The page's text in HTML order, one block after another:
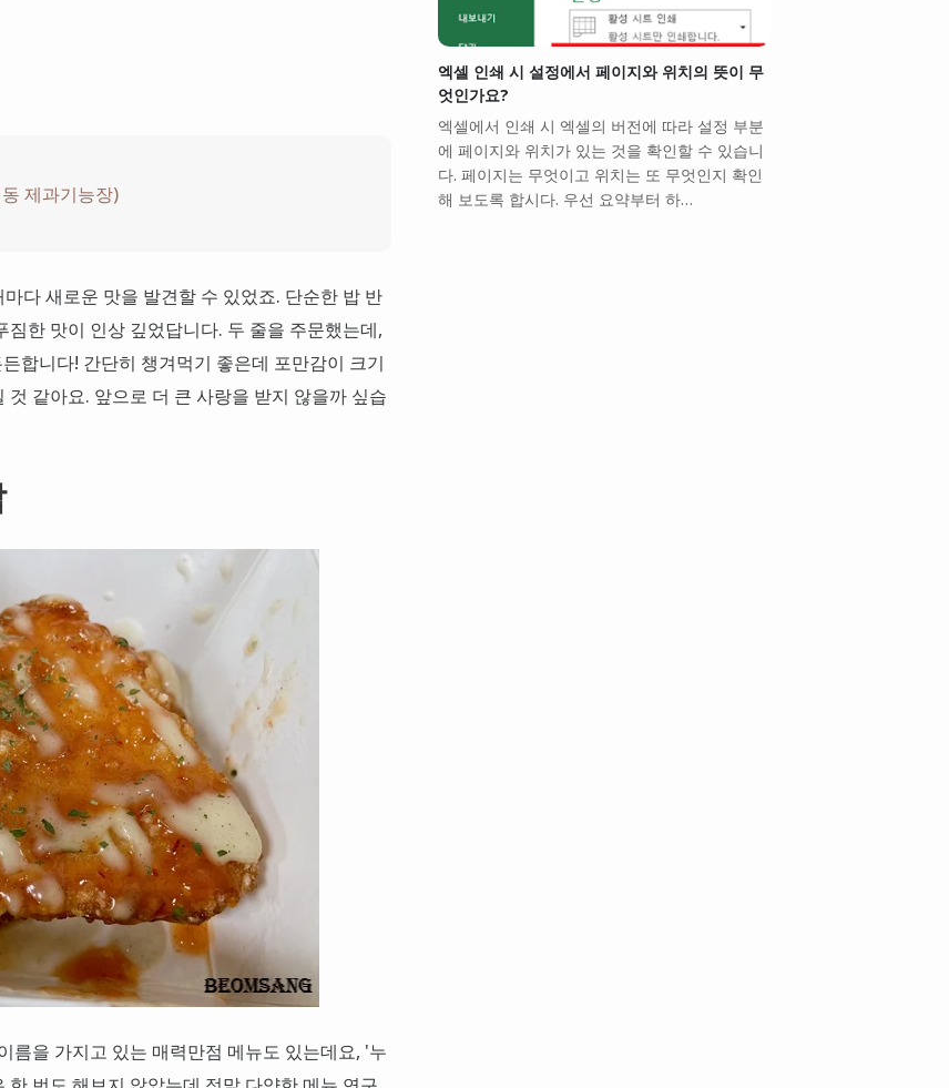
제과기능장)
다 새로운 맛을 발견할 수 있었죠. 단순한 밥 반
한 맛이 인상 깊었답니다. 두 줄을 주문했는데,
합니다! 간단히 챙겨먹기 좋은데 포만감이 크기
같아요. 앞으로 더 큰 사랑을 받지 않을까 싶습
을 가지고 있는 매력만점 메뉴도 있는데요, '누
엑셀 인쇄 시 설정에서 페이지와 위치의 뜻이 무
엇인가요?
엑셀에서 인쇄 시 엑셀의 버전에 따라 설정 부분
에 페이지와 위치가 있는 것을 확인할 수 있습니
다. 페이지는 무엇이고 위치는 또 무엇인지 확인
해 보도록 합시다. 우선 요약부터 하…